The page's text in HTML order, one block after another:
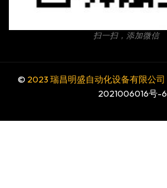
扫一扫，添加微信
© 2023 瑞昌明盛自动化设备有限公司
2021006016号-6